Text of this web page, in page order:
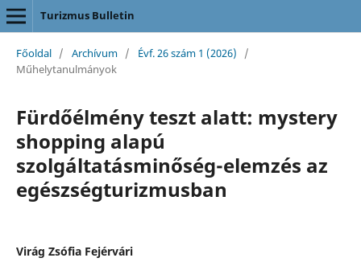
Turizmus Bulletin
Főoldal / Archívum / Évf. 26 szám 1 (2026)
/
Műhelytanulmányok
Fürdőélmény teszt alatt: mystery
shopping alapú
szolgáltatásminőség-elemzés az
egészségturizmusban
Virág Zsófia Fejérvári